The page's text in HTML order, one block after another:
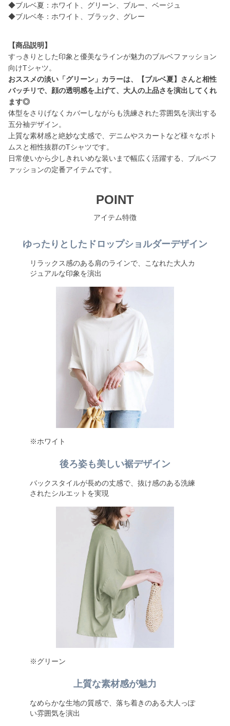
◆ブルベ夏：ホワイト、グリーン、ブルー、ベージュ
◆ブルベ冬：ホワイト、ブラック、グレー
【商品説明】
すっきりとした印象と優美なラインが魅力のブルベファッション
おススメの淡い「グリーン」カラーは、【ブルベ夏】さんと相性
バッチリで、顔の透明感を上げて、大人の上品さを演出してくれ
ます◎
体型をさりげなくカバーしながらも洗練された雰囲気を演出する
五分袖デザイン。
上質な素材感と絶妙な丈感で、デニムやスカートなど様々なボト
ムスと相性抜群のTシャツです。
日常使いから少しきれいめな装いまで幅広く活躍する、ブルベフ
ァッションの定番アイテムです。
POINT
アイテム特徴
ゆったりとしたドロップショルダーデザイン
リラックス感のある肩のラインで、こなれた大人カ
ジュアルな印象を演出
※ホワイト
後ろ姿も美しい裾デザイン
バックスタイルが長めの丈感で、抜け感のある洗練
されたシルエットを実現
※グリーン
上質な素材感が魅力
なめらかな生地の質感で、落ち着きのある大人っぽ
い雰囲気を演出